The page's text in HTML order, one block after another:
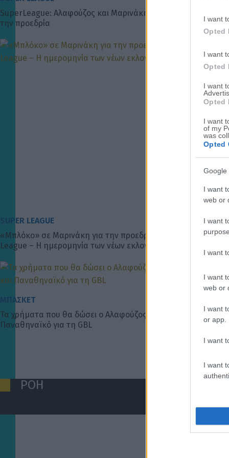
I want
Opted
I want
Opted
I want
Opted
I want
of my
was
Opted
Google
I want
web or
I want
I want
I want
web or
I want
or app.
I want
I want
SuperLeague: Αλαφούζος και Μαρινάκης αντιμέτωποι για
την προεδρία
SUPER LEAGUE
«Μπλόκο» σε Μαρινάκη για την προεδρία της Super
League – Η ημερομηνία των νέων εκλογών
ΜΠΑΣΚΕΤ
Τα χρήματα που θα δώσει ο Αλαφούζος σε Ολυμπιακό και
Παναθηναϊκό για τη GBL
ΡΟΗ
Βαθμολογία UEFA: Έχασε έδαφος η Ελλάδα μετά την ήττα του ΠΑΟΚ